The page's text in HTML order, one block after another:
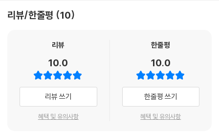
색지대의 심연을 들여다보는 것에서 나온다. 트라우마를 비롯한 정신 건강
문제는 주인공의 상태라기보다 작품의 핵심 동력이다. 수치심과 자기혐오,
게 하는 게 아니라 속수무책으로 망가뜨리는 부정적 면모들을 솔직하게 들
여다보는 이 시도는, 일상을 공유하는 가상의 공간에서조차 최상으로 화려
하고 멋진 상태만 드러내려는 기이한 인정욕구의 시대에 찾아온 귀한 돋보
---「학대와 자기혐오에서 살아남기 - 베이비 레인디어」중에서
밤의 계단을 내려가며 끝없는 어둠 속으로 향하는 루돌프의 모습을 비추다
고개를 드는 사이, 그럼에도 여전한 발견의 기쁨과 사색의 통로를 마련해
영화의 모습이 점점 더 빠르게 변하고 있다. 저자는 이 책에서 극장용 영화
뿐 아니라 OTT 오리지널, 국내 OTT 플랫폼을 통해 공개된 해외 드라마
까지 시선을 넓혀 56편의 작품을 소개한다. 팬데믹 시기라는 고충을 견디
면서도 근사한 기개를 보여준 작품들이다. 작품을 선정한 기준에서도 영화
에 대한 저자의 애정이 짙게 느껴진다.
정확하고 단정한 언어로 그 목도의 순간을 고백하다니! 만나지 못한 영화
리뷰/한줄평 10
리뷰
10.0
리뷰 쓰기
혜택 및 유의사항
한줄평
10.0
한줄평 쓰기
혜택 및 유의사항